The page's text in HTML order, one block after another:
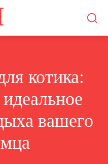
котика:
вашего